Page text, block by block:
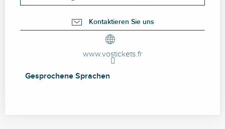
Kontaktieren Sie uns
www.vostickets.fr
Gesprochene Sprachen
Gesprochene Sprachen